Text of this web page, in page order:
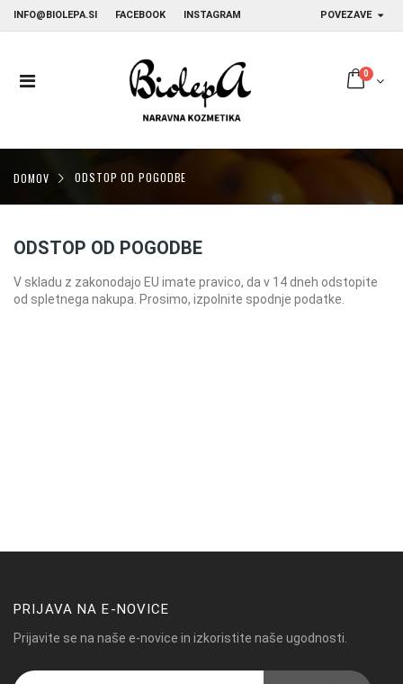
INSTAGRAM
FACEBOOK
INFO@BIOLEPA.SI POVEZAVE
0
DOMOV ODSTOP OD POGODBE
ODSTOP OD POGODBE
V skladu z zakonodajo EU imate pravico, da v 14 dneh odstopite
od spletnega nakupa. Prosimo, izpolnite spodnje podatke.
PRIJAVA NA E-NOVICE
Prijavite se na naše e-novice in izkoristite naše ugodnosti.